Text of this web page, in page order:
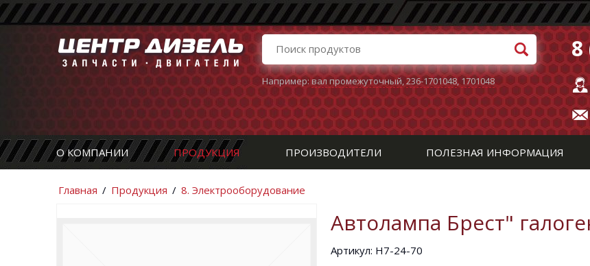
Например:вал промежуточный,236-1701048,1701048
8
О КОМПАНИИ ПРОДУКЦИЯ ПРОИЗВОДИТЕЛИ ПОЛЕЗНАЯ ИНФОРМАЦИЯ
Главная / Продукция / 8. Электрооборудование
Автолампа Брест"
Артикул: Н7-24-70